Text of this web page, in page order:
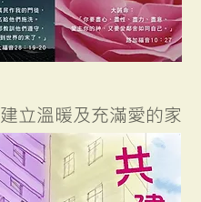
建立溫暖及充滿愛的家